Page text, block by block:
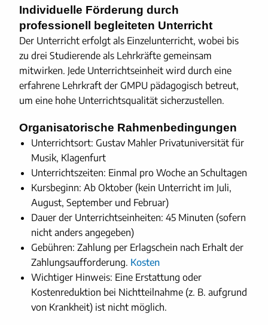
Individuelle Förderung durch
professionell begleiteten Unterricht
Der Unterricht erfolgt als Einzelunterricht, wobei bis
zu drei Studierende als Lehrkräfte gemeinsam
mitwirken. Jede Unterrichtseinheit wird durch eine
erfahrene Lehrkraft der GMPU pädagogisch betreut,
um eine hohe Unterrichtsqualität sicherzustellen.
Organisatorische Rahmenbedingungen
Unterrichtsort: Gustav Mahler Privatuniversität für
Musik, Klagenfurt
Unterrichtszeiten: Einmal pro Woche an Schultagen
Kursbeginn: Ab Oktober (kein Unterricht im Juli,
August, September und Februar)
Dauer der Unterrichtseinheiten: 45 Minuten (sofern
nicht anders angegeben)
Gebühren: Zahlung per Erlagschein nach Erhalt der
Zahlungsaufforderung. Kosten
Wichtiger Hinweis: Eine Erstattung oder
Kostenreduktion bei Nichtteilnahme (z. B. aufgrund
von Krankheit) ist nicht möglich.